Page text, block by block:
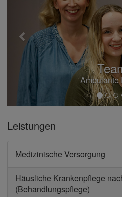
Ambulante
Leistungen
Medizinische Versorgung
Häusliche Krankenpflege
(Behandlungspflege)